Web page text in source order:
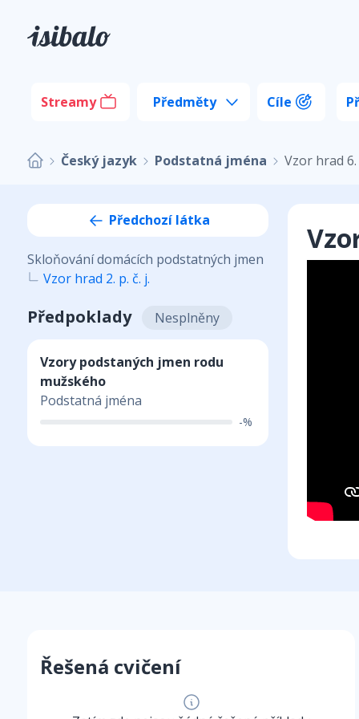
Streamy Předměty Cíle
Český jazyk Podstatná jména Vzor hrad 6.
Předchozí látka
Skloňování domácích podstatných jmen
Vzor hrad 2. p. č. j.
Předpoklady Nesplněny
Vzory podstaných jmen rodu
mužského
Podstatná jména
-%
Řešená cvičení